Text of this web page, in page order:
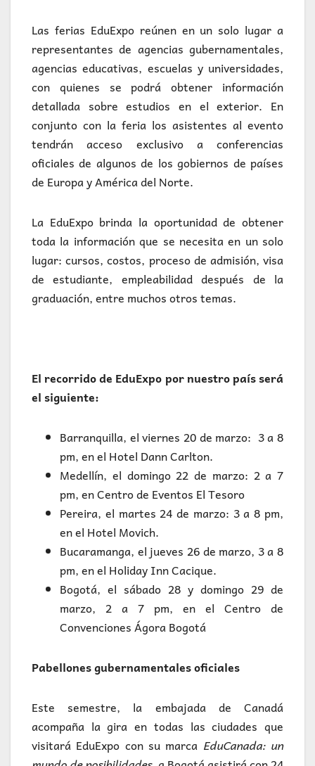
Las ferias EduExpo reúnen en un solo lugar a
representantes de agencias gubernamentales,
agencias educativas, escuelas y universidades,
con quienes se podrá obtener información
detallada sobre estudios en el exterior. En
conjunto con la feria los asistentes al evento
tendrán acceso exclusivo a conferencias
oficiales de algunos de los gobiernos de países
de Europa y América del Norte.
La EduExpo brinda la oportunidad de obtener
toda la información que se necesita en un solo
lugar: cursos, costos, proceso de admisión, visa
de estudiante, empleabilidad después de la
graduación, entre muchos otros temas.
El recorrido de EduExpo por nuestro país será
el siguiente:
Barranquilla, el viernes 20 de marzo: 3 a 8
pm, en el Hotel Dann Carlton.
Medellín, el domingo 22 de marzo: 2 a 7
pm, en Centro de Eventos El Tesoro
Pereira, el martes 24 de marzo: 3 a 8 pm,
en el Hotel Movich.
Bucaramanga, el jueves 26 de marzo, 3 a 8
pm, en el Holiday Inn Cacique.
Bogotá, el sábado 28 y domingo 29 de
marzo, 2 a 7 pm, en el Centro de
Convenciones Ágora Bogotá
Pabellones gubernamentales oficiales
Este semestre, la embajada de Canadá
acompaña la gira en todas las ciudades que
visitará EduExpo con su marca EduCanada: un